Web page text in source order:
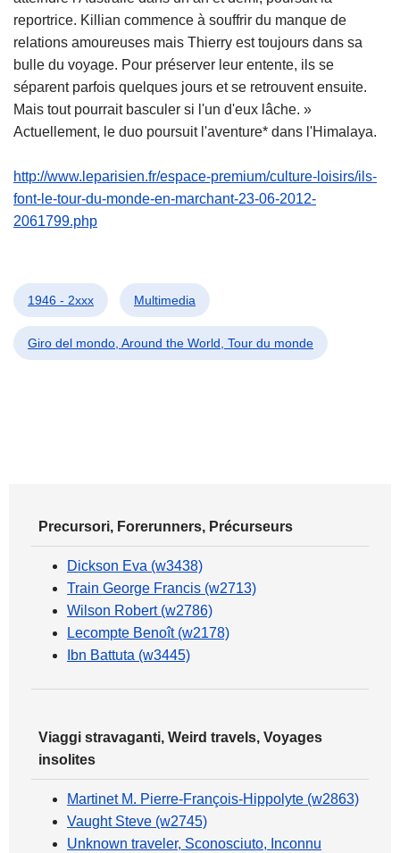
reportrice. Killian commence à souffrir du manque de
relations amoureuses mais Thierry est toujours dans sa
bulle du voyage. Pour préserver leur entente, ils se
séparent parfois quelques jours et se retrouvent ensuite.
Mais tout pourrait basculer si l'un d'eux lâche. »
Actuellement, le duo poursuit l'aventure* dans l'Himalaya.
http://www.leparisien.fr/espace-premium/culture-loisirs/ils-
font-le-tour-du-monde-en-marchant-23-06-2012-
2061799.php
1946 - 2xxx Multimedia
Giro del mondo, Around the World, Tour du monde
Precursori, Forerunners, Précurseurs
Dickson Eva (w3438)
Train George Francis (w2713)
Wilson Robert (w2786)
Lecompte Benoît (w2178)
Ibn Battuta (w3445)
Viaggi stravaganti, Weird travels, Voyages
insolites
Martinet M. Pierre-François-Hippolyte (w2863)
Vaught Steve (w2745)
Unknown traveler, Sconosciuto, Inconnu